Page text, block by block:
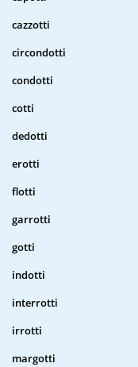
cazzotti
circondotti
condotti
cotti
dedotti
erotti
flotti
garrotti
gotti
indotti
interrotti
irrotti
margotti